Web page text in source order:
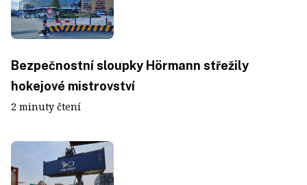
Bezpečnostní sloupky Hörmann střežily
hokejové mistrovství
2 minuty čtení